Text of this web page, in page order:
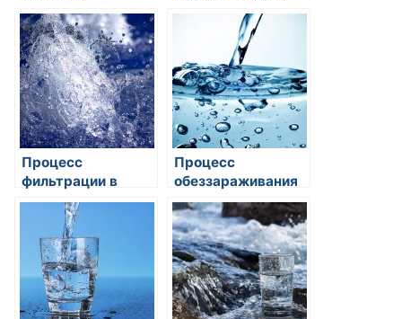
марганца: методы
и технологии
технологии
Процесс
фильтрации в
системах очистки
воды: основные
методы и
преимущества
Процесс
обеззараживания
воды: особенности
и методы